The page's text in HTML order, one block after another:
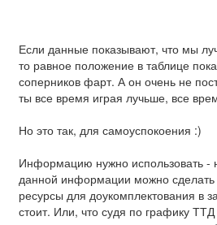
Если данные показывают, что мы
то равное положение в таблице
соперников фарт. А он очень не
ты все время играя лучьше, все
Но это так, для самоуспокоения :)
Информацию нужно использовать -
данной информации можно сделать
ресурсы для доукомплектования в
стоит. Или, что судя по графику